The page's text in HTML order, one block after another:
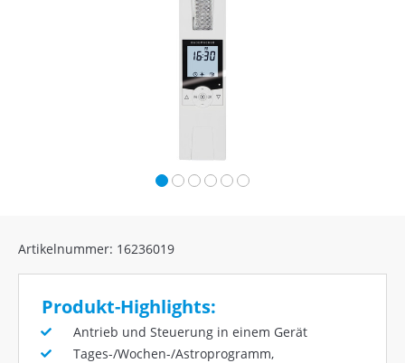
Artikelnummer: 16236019
Produkt-Highlights:
Antrieb und Steuerung in einem Gerät
Tages-/Wochen-/Astroprogramm,